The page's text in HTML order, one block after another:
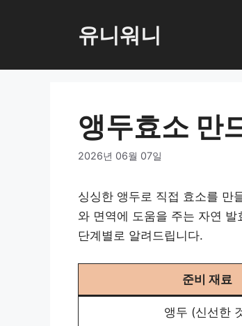
로
유니워니
앵두효소 만
2026년 06월 07일
싱싱한 앵두로 직접 효소를 만
와 면역에 도움을 주는 자연
단계별로 알려드립니다.
준비 재료
앵두 (신선한